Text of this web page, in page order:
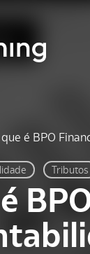
que é BPO
Tributos